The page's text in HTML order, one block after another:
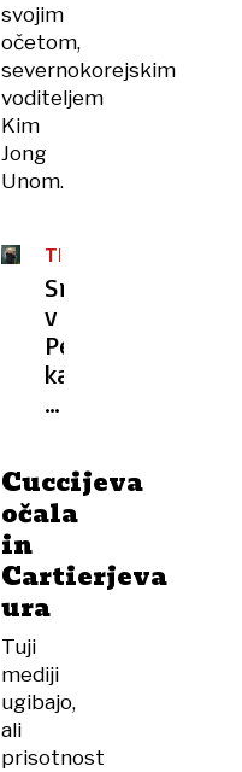
svojim
očetom,
severnokorejskim
voditeljem
Kim
Jong
Unom.
TRIKOTNIK
Srečanje
v
Pekingu:
kaj
pomeni
največjih
nasprotnikov
Cuccijeva
očala
in
Cartierjeva
ura
Tuji
mediji
ugibajo,
ali
prisotnost